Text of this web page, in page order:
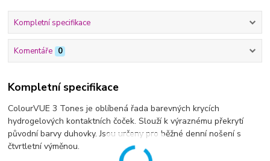
Kompletní specifikace
Komentáře 0
Kompletní specifikace
ColourVUE 3 Tones je oblíbená řada barevných krycích
hydrogelových kontaktních čoček. Slouží k výraznému překrytí
původní barvy duhovky. Jsou určeny pro běžné denní nošení s
čtvrtletní výměnou.